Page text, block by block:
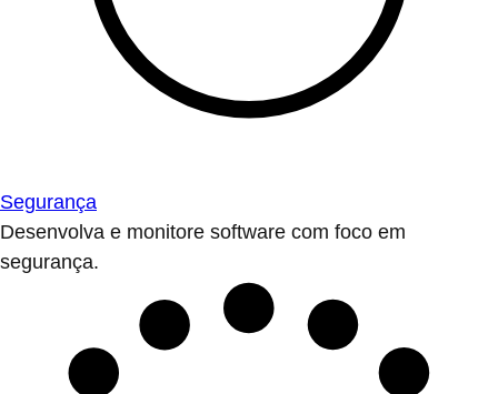
Segurança
Desenvolva e monitore software com foco em
segurança.